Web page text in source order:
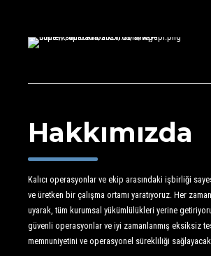
Hakkımızda
Kalıcı operasyonlar ve ekip arasındaki işbirliği
ve üretken bir çalışma ortamı yaratıyoruz. Her
uyarak, tüm kurumsal yükümlülükleri yerine
güvenli operasyonlar ve iyi zamanlanmış eksiksiz
memnuniyetini ve operasyonel sürekliliği